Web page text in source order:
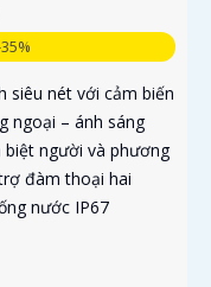
siêu nét với cảm biến
ngoại – ánh sáng
người và phương
đàm thoại hai
nước IP67